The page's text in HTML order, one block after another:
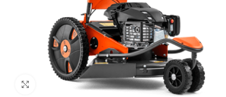
Click to enlarge